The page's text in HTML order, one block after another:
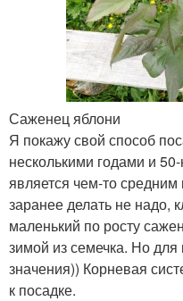
Саженец яблони
Я покажу свой способ
несколькими годами и
является чем-то
заранее делать не надо,
маленький по росту
зимой из семечка. Но
значения)) Корневая
к посадке.